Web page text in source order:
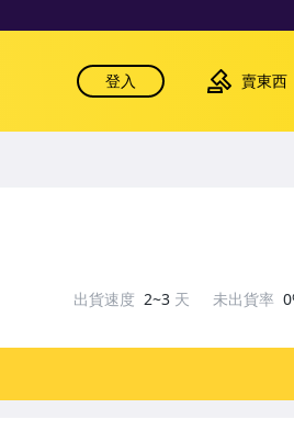
登入 賣東西
出貨速度 2~3 天 未出貨率